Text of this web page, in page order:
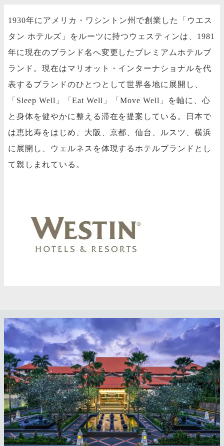
1930年にアメリカ・ワシントン州で創業した「ウエス
タン ホテルズ」をルーツに持つウェスティンは、1981
年に現在のブランド名へ変更したプレミアムホテルブ
ランド。現在はマリオット・インターナショナルを代
表するブランドのひとつとして世界各地に展開し、
「Sleep Well」「Eat Well」「Move Well」を軸に、心
と身体を健やかに整える滞在を提案している。日本で
は恵比寿をはじめ、大阪、京都、仙台、ルスツ、横浜
に展開し、ウェルネスを体現するホテルブランドとし
て親しまれている。